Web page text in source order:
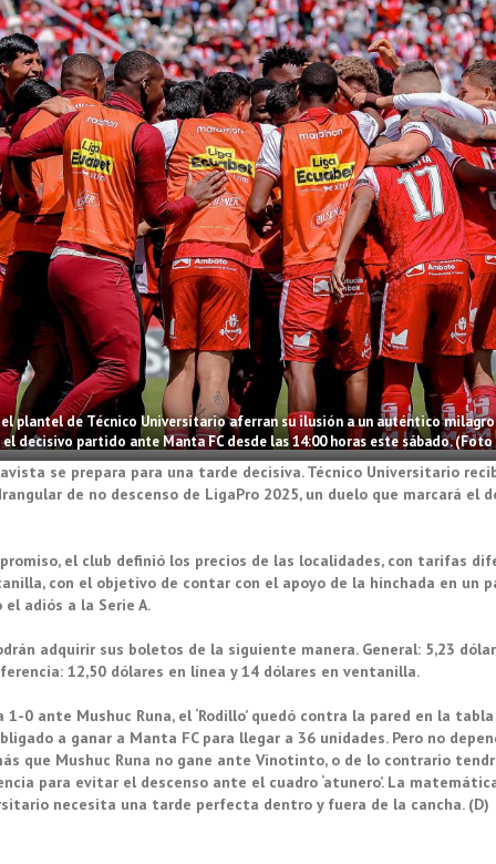
plantel de Técnico Universitario aferran su ilusión a un auténtico milagro
el decisivo partido ante Manta FC desde las 14:00 horas este sábado.
se prepara para una tarde decisiva. Técnico Universitario
de no descenso de LigaPro 2025, un duelo que marcará el
el club definió los precios de las localidades, con tarifas
con el objetivo de contar con el apoyo de la hinchada en un
el adiós a la Serie A.
adquirir sus boletos de la siguiente manera. General: 5,23
12,50 dólares en línea y 14 dólares en ventanilla.
0 ante Mushuc Runa, el ‘Rodillo’ quedó contra la pared en la
a ganar a Manta FC para llegar a 36 unidades. Pero no
que Mushuc Runa no gane ante Vinotinto, o de lo contrario
para evitar el descenso ante el cuadro ‘atunero’. La
necesita una tarde perfecta dentro y fuera de la cancha. (D)